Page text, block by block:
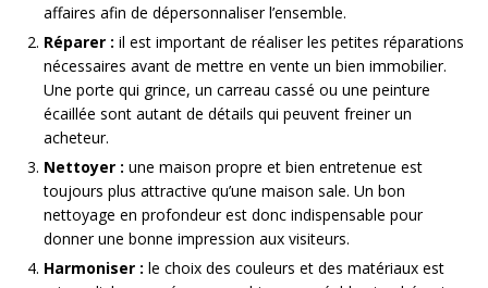
affaires afin de dépersonnaliser l’ensemble.
Réparer : il est important de réaliser les petites réparations
nécessaires avant de mettre en vente un bien immobilier.
Une porte qui grince, un carreau cassé ou une peinture
écaillée sont autant de détails qui peuvent freiner un
acheteur.
Nettoyer : une maison propre et bien entretenue est
toujours plus attractive qu’une maison sale. Un bon
nettoyage en profondeur est donc indispensable pour
donner une bonne impression aux visiteurs.
Harmoniser : le choix des couleurs et des matériaux est